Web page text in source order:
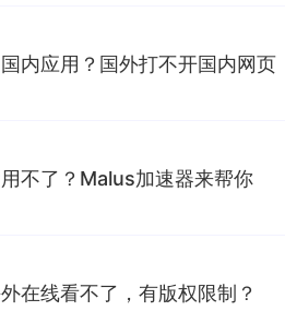
内应用？国外打不开国内网页
不了？Malus加速器来帮你
在线看不了，有版权限制？